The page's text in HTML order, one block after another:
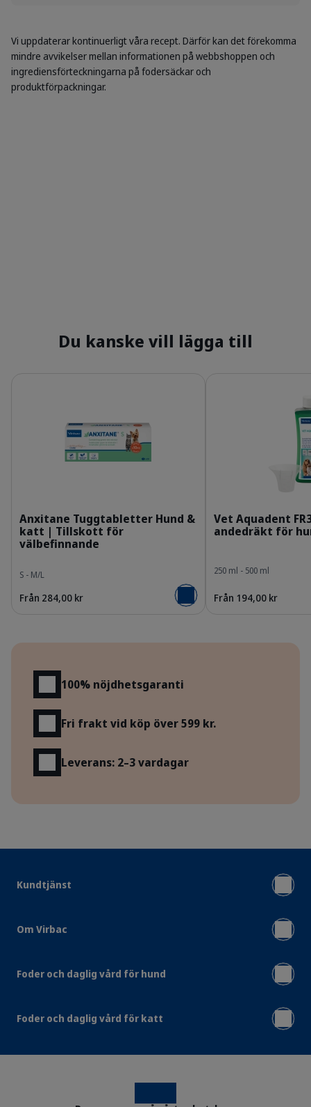
Vi uppdaterar kontinuerligt våra recept. Därför kan det förekomma
mindre avvikelser mellan informationen på webbshoppen och
ingrediensförteckningarna på fodersäckar och
produktförpackningar.
Du kanske vill lägga till
Anxitane Tuggtabletter Hund &
katt | Tillskott för
välbefinnande
S - M/L
Från 284,00 kr Lägg i varukorgen
Vet Aquadent
andedräkt för
250 ml - 500 ml
Från 194,00 kr
100% nöjdhetsgaranti
Fri frakt vid köp över 599 kr.
Leverans: 2–3 vardagar
Kundtjänst
Om Virbac
Foder och daglig vård för hund
Foder och daglig vård för katt